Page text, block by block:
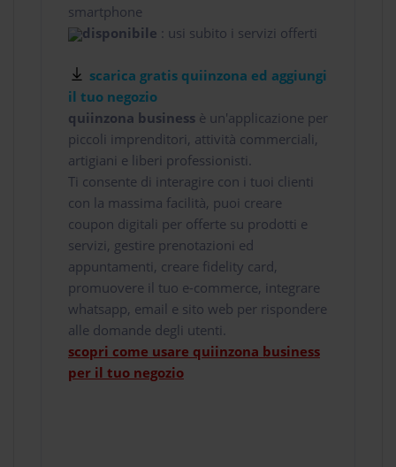
smartphone
disponibile : usi subito i servizi offerti
scarica gratis quiinzona ed aggiungi
il tuo negozio
quiinzona business è un'applicazione per
piccoli imprenditori, attività commerciali,
artigiani e liberi professionisti.
Ti consente di interagire con i tuoi clienti
con la massima facilità, puoi creare
coupon digitali per offerte su prodotti e
servizi, gestire prenotazioni ed
appuntamenti, creare fidelity card,
promuovere il tuo e-commerce, integrare
whatsapp, email e sito web per rispondere
alle domande degli utenti.
scopri come usare quiinzona business
per il tuo negozio